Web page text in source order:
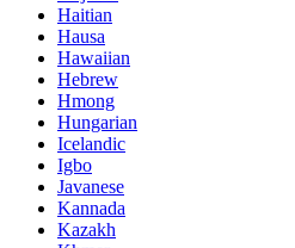
Haitian
Hausa
Hawaiian
Hebrew
Hmong
Hungarian
Icelandic
Igbo
Javanese
Kannada
Kazakh